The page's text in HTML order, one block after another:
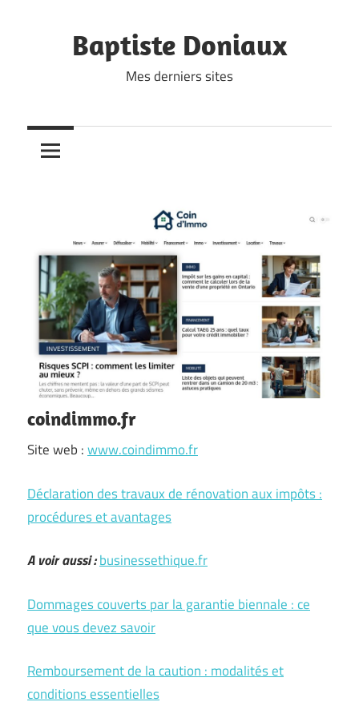
Baptiste Doniaux
Mes derniers sites
coindimmo.fr
Site web :www.coindimmo.fr
Déclaration des travaux de rénovation aux impôts :
procédures et avantages
A voir aussi :businessethique.fr
Dommages couverts par la garantie biennale : ce
que vous devez savoir
Remboursement de la caution : modalités et
conditions essentielles